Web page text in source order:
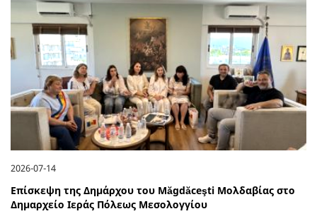
2026-07-14
Επίσκεψη της Δημάρχου του Măgdăceşti Μολδαβίας στο
Δημαρχείο Ιεράς Πόλεως Μεσολογγίου